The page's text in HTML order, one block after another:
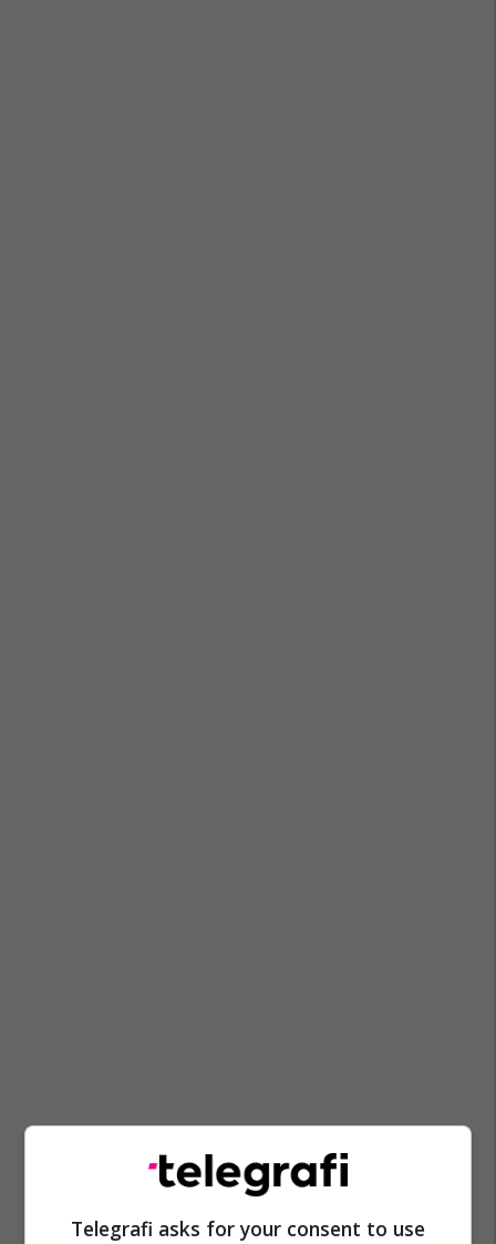
Telegrafi asks for your consent to use